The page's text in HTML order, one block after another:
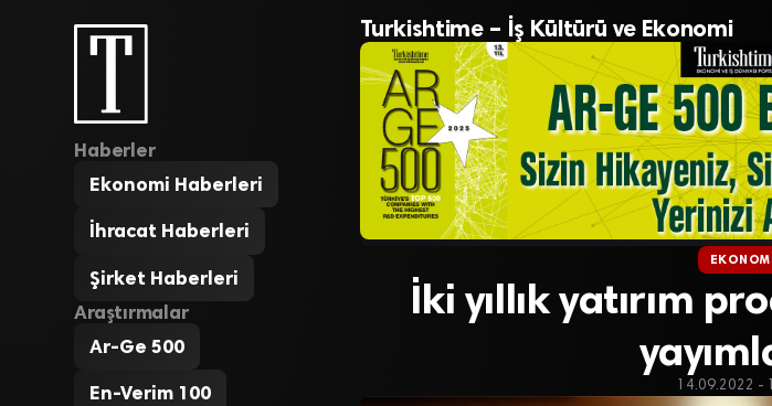
Haberler
Ekonomi Haberleri
İhracat Haberleri
Şirket Haberleri
Araştırmalar
Ar-Ge 500
En-Verim 100
Turkishtime – İş Kültürü ve Ekonomi
İki yıllık yatırım
14.09.2022 -